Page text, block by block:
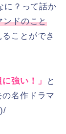
に？って話か
ンドのこと
ことができ
強い！」
と
名作ドラマ